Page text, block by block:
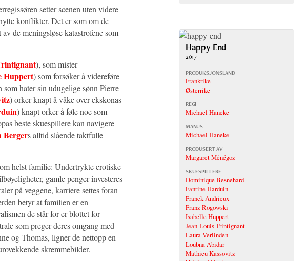
setter scenen uten videre
konflikter. Det er som om de
de meningsløse katastrofene som
), som mister
Huppert) som forsøker å videreføre
som hater sin udugelige sønn Pierre
) orker knapt å våke over ekskonas
) knapt orker å føle noe som
beste skuespillere kan navigere
Bergers alltid slående taktfulle
helst familie: Undertrykte erotiske
gamle penger investeres
på veggene, karriere settes foran
betyr at familien er en
de står for er blottet for
som preger deres omgang med
og Thomas, ligner de nettopp en
skremmebilder.
Happy End
2017
PRODUKSJONSLAND
Frankrike
Østerrike
REGI
Michael Haneke
MANUS
Michael Haneke
PRODUSERT AV
Margaret Ménégoz
SKUESPILLERE
Dominique Besnehard
Fantine Harduin
Franck Andrieux
Franz Rogowski
Isabelle Huppert
Jean-Louis Trintignant
Laura Verlinden
Loubna Abidar
Mathieu Kassovitz